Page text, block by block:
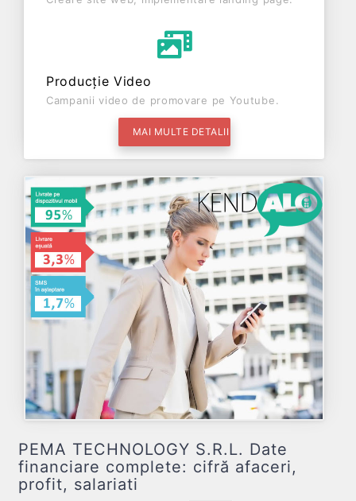
Producție Video
Campanii video de promovare pe Youtube.
MAI MULTE DETALII
PEMA TECHNOLOGY S.R.L. Date
financiare complete: cifră afaceri,
profit, salariati